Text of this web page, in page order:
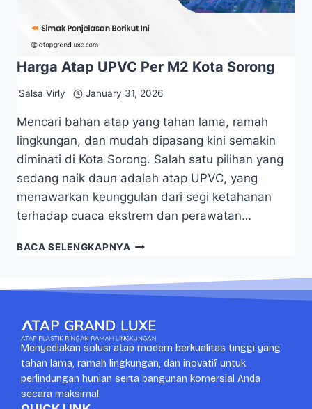
Harga Atap UPVC Per M2 Kota Sorong
Salsa Virly January 31, 2026
Mencari bahan atap yang tahan lama, ramah
lingkungan, dan mudah dipasang kini semakin
diminati di Kota Sorong. Salah satu pilihan yang
sedang naik daun adalah atap UPVC, yang
menawarkan keunggulan dari segi ketahanan
terhadap cuaca ekstrem dan perawatan…
BACA SELENGKAPNYA
Menyediakan solusi atap modern berkualitas tinggi yang
tahan lama, ramah lingkungan, dan inovatif untuk
perlindungan hunian serta bangunan komersial Anda
secara maksimal.